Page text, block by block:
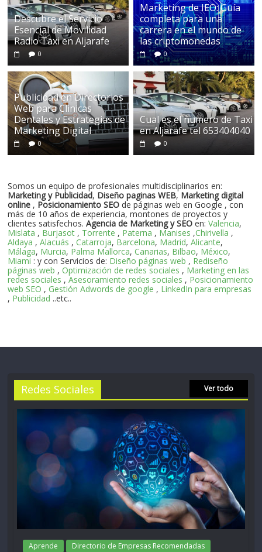
Descubre el Servicio
Esencial de Movilidad
Radio Taxi en Aljarafe
0
Marketing de IEO: Guía
completa para una
carrera en el mundo de
las criptomonedas
0
Publicidad en Directorios
Web para Clinicas
Dentales y Estrategias de
Marketing Digital
0
Cual es el numero de Taxi
en Aljarafe tel 653404040
0
Somos un equipo de profesionales multidisciplinarios en:
Marketing y Publicidad, Diseño paginas WEB, Marketing digital
online , Posicionamiento SEO de páginas web en Google , con
más de 10 años de experiencia, montones de proyectos y
clientes satisfechos.Agencia de Marketing y SEO en:Valencia,
Mislata , Burjasot , Torrente , Paterna , Manises ,Chirivella ,
Aldaya ,Alacuás ,Catarroja, Barcelona, Madrid,Alicante,
Málaga, Murcia, Palma Mallorca,Canarias, Bilbao, México,
Miami : y con Servicios de: Diseño páginas web , Rediseño
páginas web ,Optimización de redes sociales , Marketing en las
redes sociales ,Asesoramiento redes sociales , Posicionamiento
web SEO , Gestión Adwords de google , LinkedIn para empresas
, Publicidad ..etc..
Redes Sociales Ver todo
Aprende Directorio de Empresas Recomendadas